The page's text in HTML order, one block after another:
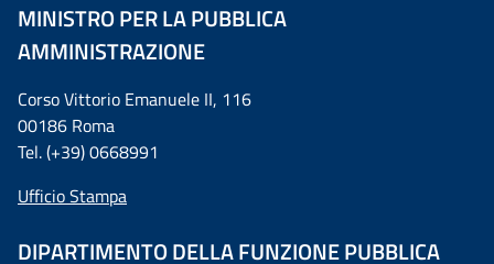
MINISTRO PER LA PUBBLICA
AMMINISTRAZIONE
Corso Vittorio Emanuele II, 116
00186 Roma
Tel. (+39) 0668991
Ufficio Stampa
DIPARTIMENTO DELLA FUNZIONE PUBBLICA